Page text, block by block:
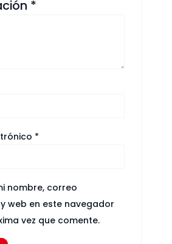
*
*
nombre, correo
web en este navegador
vez que comente.